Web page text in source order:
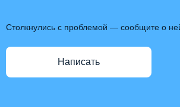
Столкнулись с проблемой — сообщите о
Написать